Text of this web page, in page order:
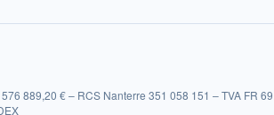
889,20 € – RCS Nanterre 351 058 151 – TVA FR